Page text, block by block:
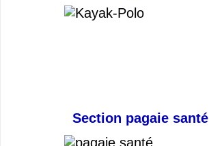
Section pagaie santé